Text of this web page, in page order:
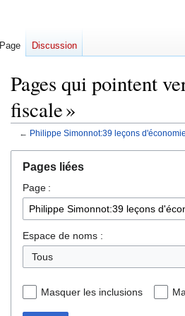
Pages qui pointent
fiscale »
← Philippe Simonnot:39 leçons
navigation
recherche
Pages liées
Page :
Espace de noms :
Tous
Masquer les inclusions
Page Discussion